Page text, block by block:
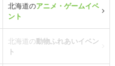
北海道のアニメ・ゲームイベ
ント
北海道の動物ふれあいイベン
ト